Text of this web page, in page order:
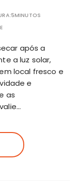
5MINUTOS
após a
a luz solar,
local fresco e
e
as